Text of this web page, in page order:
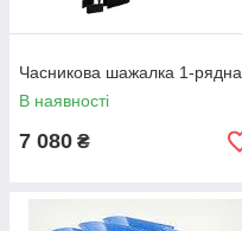
Часникова шажалка 1-рядна
В наявності
7 080 ₴